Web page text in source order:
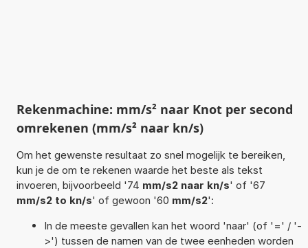
Rekenmachine: mm/s² naar Knot per second
omrekenen (mm/s² naar kn/s)
Om het gewenste resultaat zo snel mogelijk te bereiken,
kun je de om te rekenen waarde het beste als tekst
invoeren, bijvoorbeeld '74 mm/s2 naar kn/s' of '67
mm/s2 to kn/s' of gewoon '60 mm/s2':
In de meeste gevallen kan het woord 'naar' (of '=' / '-
>') tussen de namen van de twee eenheden worden